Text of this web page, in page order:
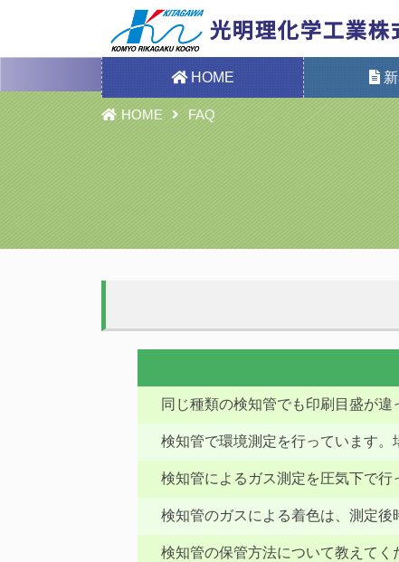
HOME 新
HOME FAQ
同じ種類の検知管でも印刷目盛が
検知管で環境測定を行っています
検知管によるガス測定を圧気下で行
検知管のガスによる着色は、測定
検知管の保管方法について教えてく